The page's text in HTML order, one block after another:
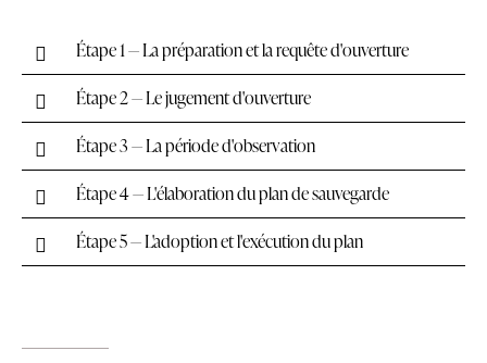
Étape 1 — La préparation et la requête d'ouverture
Étape 2 — Le jugement d'ouverture
Étape 3 — La période d'observation
Étape 4 — L'élaboration du plan de sauvegarde
Étape 5 — L'adoption et l'exécution du plan